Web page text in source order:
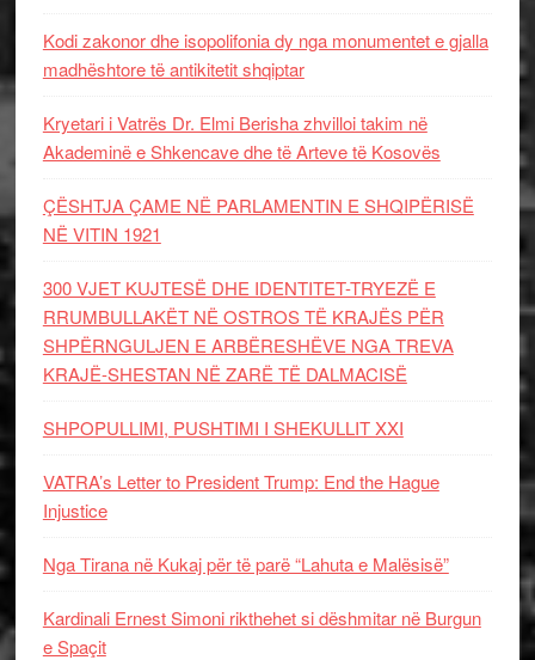
Kodi zakonor dhe isopolifonia dy nga monumentet e gjalla
madhështore të antikitetit shqiptar
Kryetari i Vatrës Dr. Elmi Berisha zhvilloi takim në
Akademinë e Shkencave dhe të Arteve të Kosovës
ÇËSHTJA ÇAME NË PARLAMENTIN E SHQIPËRISË
NË VITIN 1921
300 VJET KUJTESË DHE IDENTITET-TRYEZË E
RRUMBULLAKËT NË OSTROS TË KRAJËS PËR
SHPËRNGULJEN E ARBËRESHËVE NGA TREVA
KRAJË-SHESTAN NË ZARË TË DALMACISË
SHPOPULLIMI, PUSHTIMI I SHEKULLIT XXI
VATRA’s Letter to President Trump: End the Hague
Injustice
Nga Tirana në Kukaj për të parë “Lahuta e Malësisë”
Kardinali Ernest Simoni rikthehet si dëshmitar në Burgun
e Spaçit